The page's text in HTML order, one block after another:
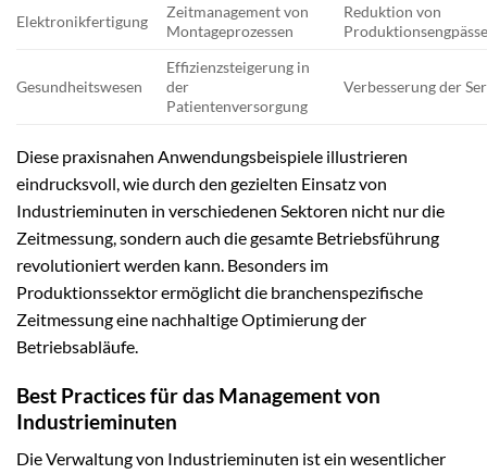
Elektronikfertigung
Zeitmanagement von
Montageprozessen
Reduktion von
Gesundheitswesen
Effizienzsteigerung in
der
Patientenversorgung
Verbesserung der
Diese praxisnahen Anwendungsbeispiele illustrieren
eindrucksvoll, wie durch den gezielten Einsatz von
Industrieminuten in verschiedenen Sektoren nicht nur die
Zeitmessung, sondern auch die gesamte Betriebsführung
revolutioniert werden kann. Besonders im
Produktionssektor ermöglicht die branchenspezifische
Zeitmessung eine nachhaltige Optimierung der
Betriebsabläufe.
Best Practices für das Management von
Industrieminuten
Die Verwaltung von Industrieminuten ist ein wesentlicher